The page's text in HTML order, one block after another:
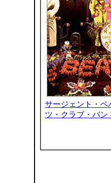
サージェント・ペ
ツ・クラブ・バン